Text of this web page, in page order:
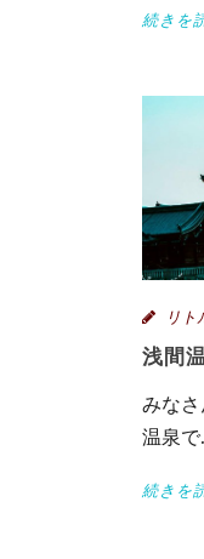
続きを
リト
浅間
みな
温泉で
続きを